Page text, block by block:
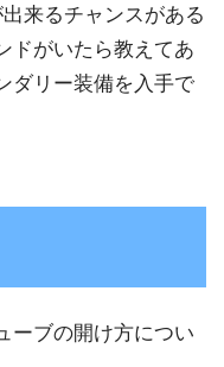
来るチャンスがある
ドがいたら教えてあ
ダリー装備を入手で
ーブの開け方につい